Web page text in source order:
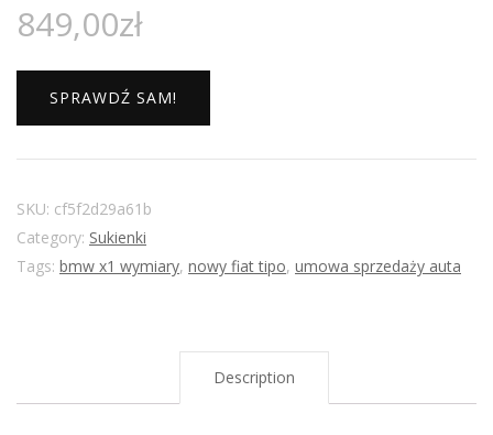
849,00zł
SPRAWDŹ SAM!
SKU: cf5f2d29a61b
Category: Sukienki
Tags: bmw x1 wymiary, nowy fiat tipo, umowa sprzedaży auta
Description